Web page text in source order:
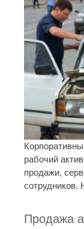
рабочий
продажи,
сотрудников.
Продажа